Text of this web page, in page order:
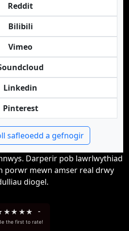
Reddit
Bilibili
Vimeo
Linkedin
Pinterest
safleoedd a gefnogir
Darperir pob lawrlwythiad
porwr mewn amser real drwy
diogel.
★★ ★★ -
the first to rate!